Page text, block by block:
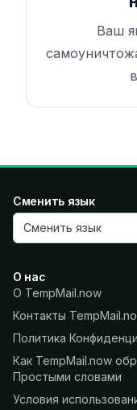
Ваш
Сменить язык
Сменить язык
О нас
О TempMail.now
Контакты
Политика
Как TempMail.now
Простыми словами
Условия